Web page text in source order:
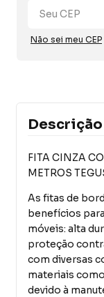
Não sei meu CEP
Descrição
FITA CINZA
METROS
As fitas de
benefícios
móveis: alta
proteção
com diversas
materiais
devido à